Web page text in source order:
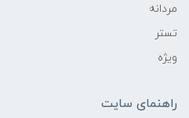
مردانه
تستر
ویژه
راهنمای سایت